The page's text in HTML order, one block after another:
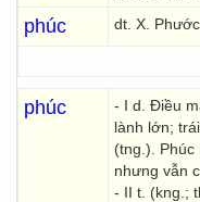
phúc dt. X. Phước
phúc
- I d. Điều
lành lớn;
(tng.). Phúc
nhưng vẫn
- II t. (kng.;